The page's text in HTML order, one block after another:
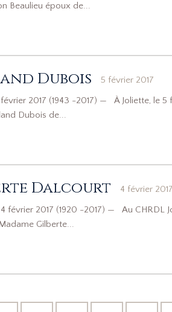
Beaulieu époux de...
Dubois 5 février 2017
2017 (1943 -2017) — À Joliette, le 5
Dubois de...
Dalcourt 4 février 2017
février 2017 (1920 -2017) — Au CHRDL
Gilberte...